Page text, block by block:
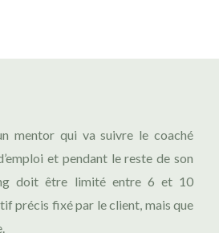
mentor qui va suivre le coaché
et pendant le reste de son
doit être limité entre 6 et 10
précis fixé par le client, mais que